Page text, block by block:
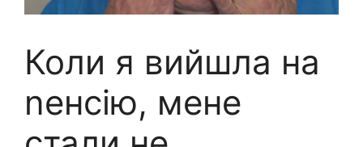
Коли я вийшла на
nенсію, мене